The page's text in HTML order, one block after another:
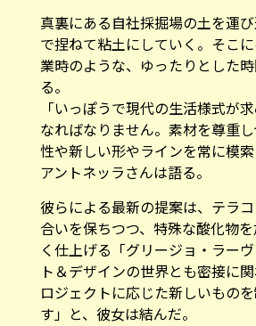
真裏にある自社採掘場の土を運
で捏ねて粘土にしていく。そこ
業時のような、ゆったりとした
る。
「いっぽうで現代の生活様式が
なればなりません。素材を尊重
性や新しい形やラインを常に模
アントネッラさんは語る。
彼らによる最新の提案は、テラ
合いを保ちつつ、特殊な酸化物
く仕上げる「グリージョ・ラー
ト＆デザインの世界とも密接に
ロジェクトに応じた新しいもの
す」と、彼女は結んだ。